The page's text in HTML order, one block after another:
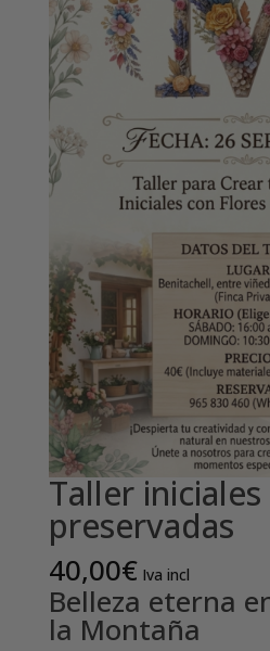
Taller
preservadas
40,00€ Iva incl
Belleza eterna
la Montaña